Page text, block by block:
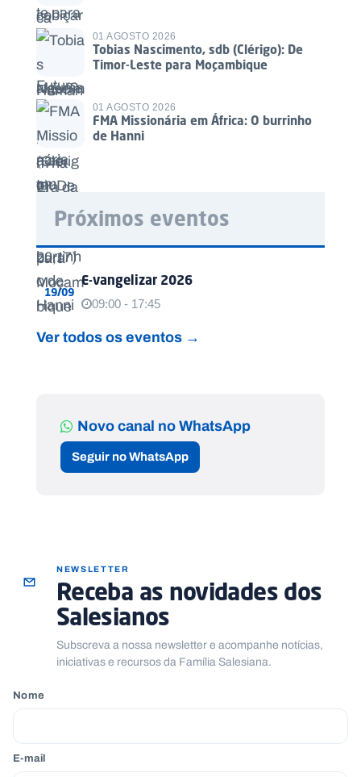
01 AGOSTO 2026
Tobias Nascimento, sdb (Clérigo): De
Timor-Leste para Moçambique
01 AGOSTO 2026
FMA Missionária em África: O burrinho
de Hanni
Próximos eventos
19/09
E-vangelizar 2026
09:00 - 17:45
Ver todos os eventos →
Novo canal no WhatsApp
Seguir no WhatsApp
NEWSLETTER
Receba as novidades dos
Salesianos
Subscreva a nossa newsletter e acompanhe notícias,
iniciativas e recursos da Família Salesiana.
Nome
E-mail